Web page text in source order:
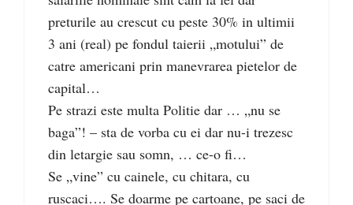
preturile au crescut cu peste 30% in ultimii
3 ani (real) pe fondul taierii „motului” de
catre americani prin manevrarea pietelor de
capital…
Pe strazi este multa Politie dar … „nu se
baga”! – sta de vorba cu ei dar nu-i trezesc
din letargie sau somn, … ce-o fi…
Se „vine” cu cainele, cu chitara, cu
ruscaci…. Se doarme pe cartoane, pe saci de